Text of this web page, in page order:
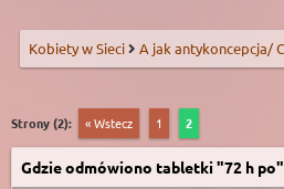
Kobiety w Sieci A jak antykoncepcja/
Strony (2): « Wstecz 1 2
Gdzie odmówiono tabletki "72 h